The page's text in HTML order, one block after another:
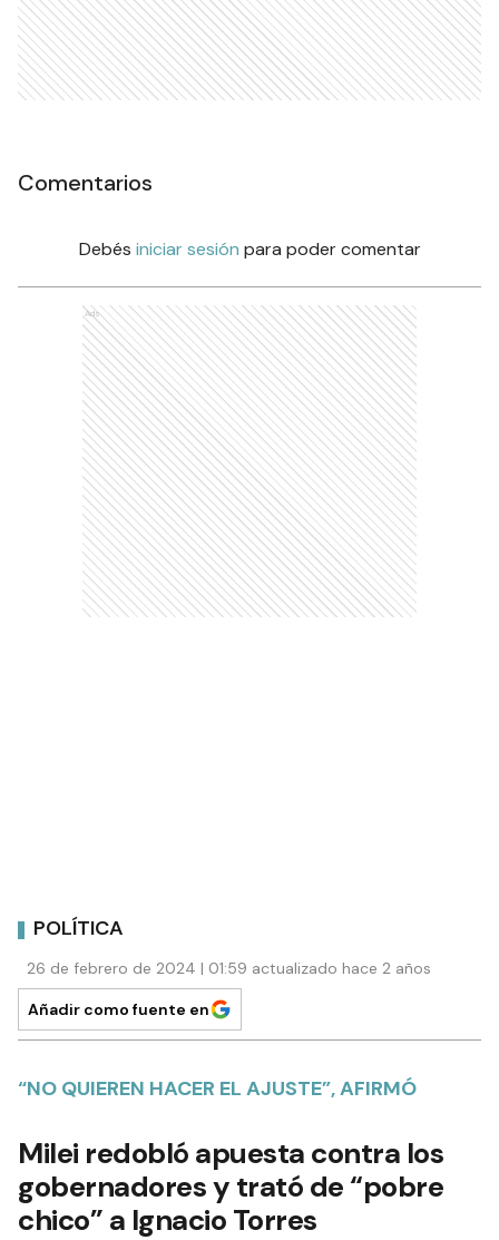
Comentarios
Debés iniciar sesión para poder comentar
Ads
POLÍTICA
26 de febrero de 2024 | 01:59 actualizado hace 2 años
Añadir como fuente en
“NO QUIEREN HACER EL AJUSTE”, AFIRMÓ
Milei redobló apuesta contra los
gobernadores y trató de “pobre
chico” a Ignacio Torres